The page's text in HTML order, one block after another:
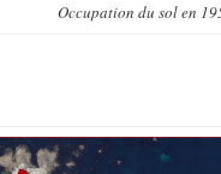
Occupation du sol en